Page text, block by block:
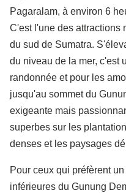
Pagaralam, à environ 6
C'est l'une des attractions
du sud de Sumatra.
du niveau de la mer, c'est
randonnée et pour les
jusqu'au sommet du
exigeante mais
superbes sur les
denses et les paysages
Pour ceux qui préfèrent
inférieures du Gunung